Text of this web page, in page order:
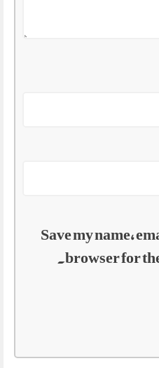
Save my name,
browser for